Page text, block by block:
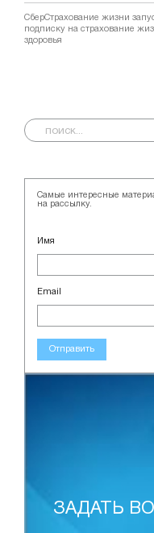
СберСтрахование жизни
подписку на страхование
здоровья
Самые интересные
на рассылку.
Имя
Email
Отправить
ЗАДАТЬ